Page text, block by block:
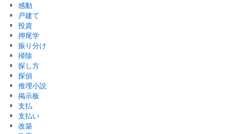
感動
戸建て
投資
押尾学
振り分け
掃除
探し方
探偵
推理小説
掲示板
支払
支払い
改築